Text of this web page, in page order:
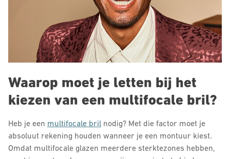
Waarop moet je letten bij het
kiezen van een multifocale bril?
Heb je een multifocale bril nodig? Met die factor moet je
absoluut rekening houden wanneer je een montuur kiest.
Omdat multifocale glazen meerdere sterktezones hebben,